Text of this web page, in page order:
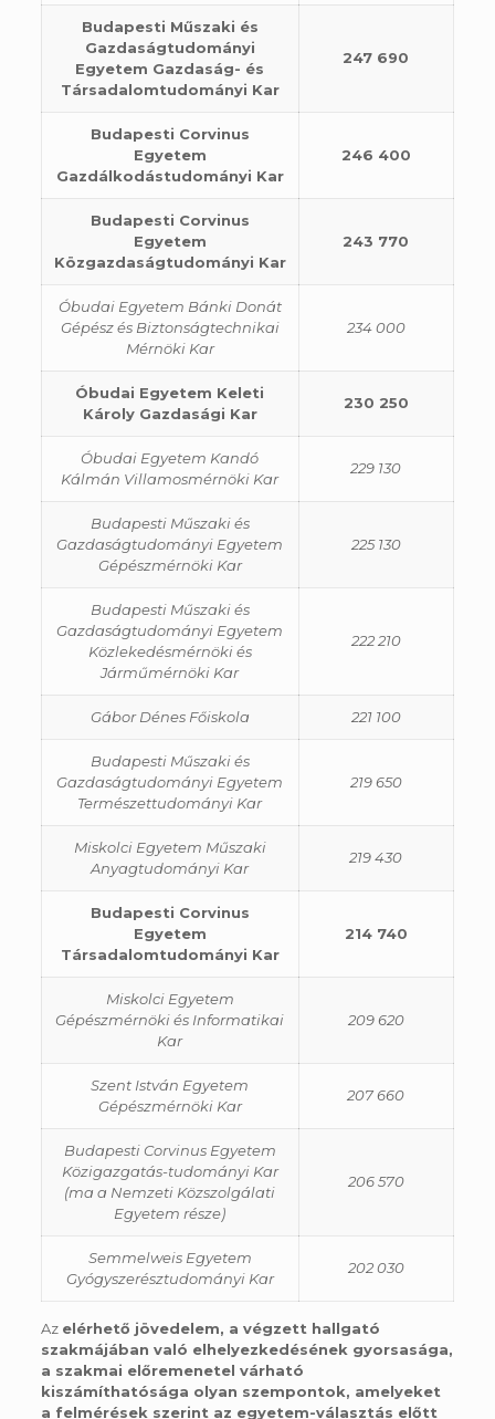
Budapesti Műszaki és
Gazdaságtudományi
Egyetem Gazdaság- és
Társadalomtudományi Kar
247 690
Budapesti Corvinus
Egyetem
Gazdálkodástudományi Kar
246 400
Budapesti Corvinus
Egyetem
Közgazdaságtudományi Kar
243 770
Óbudai Egyetem Bánki Donát
Gépész és Biztonságtechnikai
Mérnöki Kar
234 000
Óbudai Egyetem Keleti
Károly Gazdasági Kar
230 250
Óbudai Egyetem Kandó
Kálmán Villamosmérnöki Kar
229 130
Budapesti Műszaki és
Gazdaságtudományi Egyetem
Gépészmérnöki Kar
225 130
Budapesti Műszaki és
Gazdaságtudományi Egyetem
Közlekedésmérnöki és
Járműmérnöki Kar
222 210
Gábor Dénes Főiskola 221 100
Budapesti Műszaki és
Gazdaságtudományi Egyetem
Természettudományi Kar
219 650
Miskolci Egyetem Műszaki
Anyagtudományi Kar
219 430
Budapesti Corvinus
Egyetem
Társadalomtudományi Kar
214 740
Miskolci Egyetem
Gépészmérnöki és Informatikai
Kar
209 620
Szent István Egyetem
Gépészmérnöki Kar
207 660
Budapesti Corvinus Egyetem
Közigazgatás-tudományi Kar
(ma a Nemzeti Közszolgálati
Egyetem része)
206 570
Semmelweis Egyetem
Gyógyszerésztudományi Kar
202 030
Az elérhető jövedelem, a végzett hallgató
szakmájában való elhelyezkedésének gyorsasága,
a szakmai előremenetel várható
kiszámíthatósága olyan szempontok, amelyeket
a felmérések szerint az egyetem-választás előtt